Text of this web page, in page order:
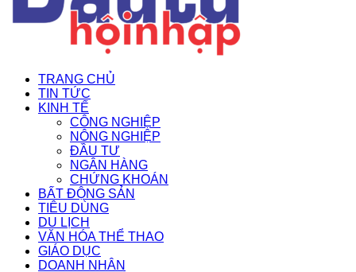
TRANG CHỦ
TIN TỨC
KINH TẾ
CÔNG NGHIỆP
NÔNG NGHIỆP
ĐẦU TƯ
NGÂN HÀNG
CHỨNG KHOÁN
BẤT ĐỘNG SẢN
TIÊU DÙNG
DU LỊCH
VĂN HÓA THỂ THAO
GIÁO DỤC
DOANH NHÂN